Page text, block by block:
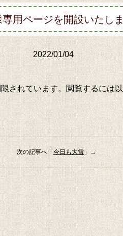
用ページを開設いたし
2022/01/04
されています。閲覧するには
次の記事へ「 今日も大雪」→